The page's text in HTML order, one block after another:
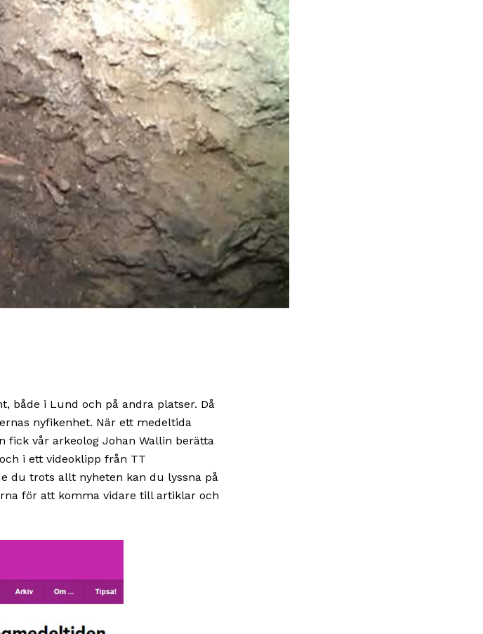
både i Lund och på andra platser. Då
nyfikenhet. När ett medeltida
fick vår arkeolog Johan Wallin berätta
i ett videoklipp från TT
du trots allt nyheten kan du lyssna på
för att komma vidare till artiklar och